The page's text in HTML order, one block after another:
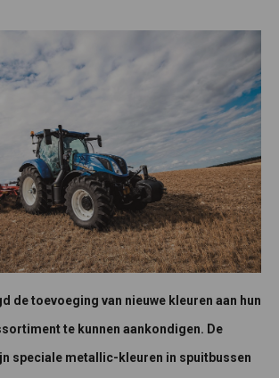
de toevoeging van nieuwe kleuren aan hun
te kunnen aankondigen. De
speciale metallic-kleuren in spuitbussen